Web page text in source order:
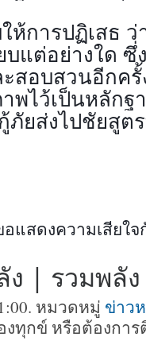
การปฏิเสธ ว่
แต่อย่างใด ซึ่
สอบสวนอีกค
พไว้เป็นหลักฐ
ยส่งไปชัยสูต
อแสดงความเสียใ
| รวมพลั
หมวดหมู่ ข่าว
งทุกข์ หรือต้องก